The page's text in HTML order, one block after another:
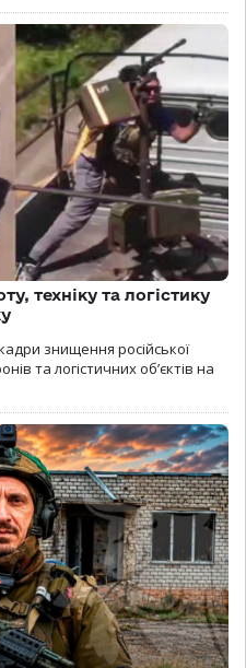
техніку та логістику
знищення російської
та логістичних об’єктів на